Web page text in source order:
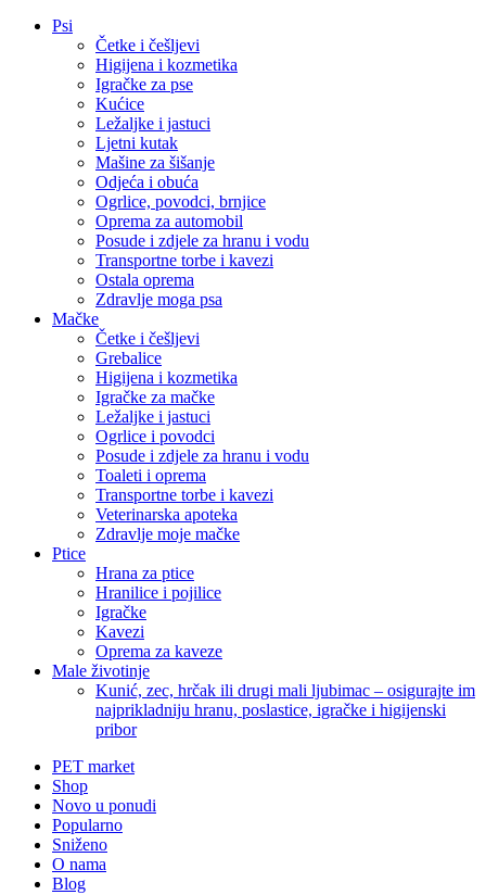
Psi
Četke i češljevi
Higijena i kozmetika
Igračke za pse
Kućice
Ležaljke i jastuci
Ljetni kutak
Mašine za šišanje
Odjeća i obuća
Ogrlice, povodci, brnjice
Oprema za automobil
Posude i zdjele za hranu i vodu
Transportne torbe i kavezi
Ostala oprema
Zdravlje moga psa
Mačke
Četke i češljevi
Grebalice
Higijena i kozmetika
Igračke za mačke
Ležaljke i jastuci
Ogrlice i povodci
Posude i zdjele za hranu i vodu
Toaleti i oprema
Transportne torbe i kavezi
Veterinarska apoteka
Zdravlje moje mačke
Ptice
Hrana za ptice
Hranilice i pojilice
Igračke
Kavezi
Oprema za kaveze
Male životinje
Kunić, zec, hrčak ili drugi mali ljubimac – osigurajte im
najprikladniju hranu, poslastice, igračke i higijenski
pribor
PET market
Shop
Novo u ponudi
Popularno
Sniženo
O nama
Blog